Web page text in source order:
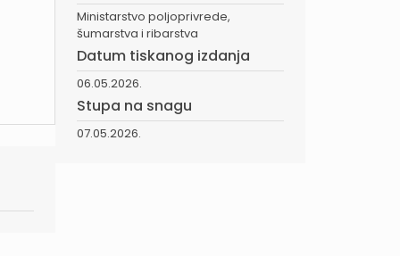
Ministarstvo poljoprivrede,
šumarstva i ribarstva
Datum tiskanog izdanja
06.05.2026.
Stupa na snagu
07.05.2026.